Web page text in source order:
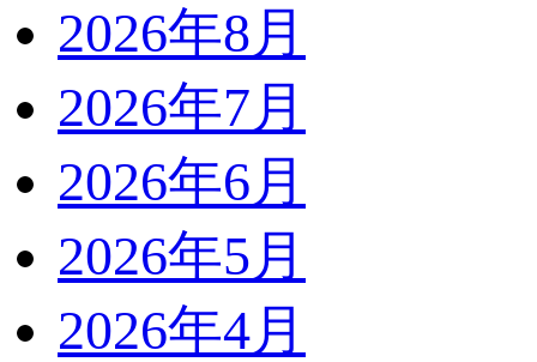
2026年8月
2026年7月
2026年6月
2026年5月
2026年4月